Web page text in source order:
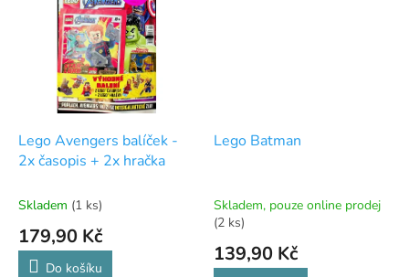
Lego Avengers balíček -
2x časopis + 2x hračka
Skladem (1 ks)
179,90 Kč
Do košíku
Lego Batman
Skladem, pouze online prodej
(2 ks)
139,90 Kč